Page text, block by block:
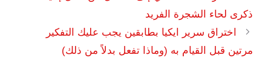
ذكرى لحاء الشجرة الفريد
اختراق سرير ايكيا بطابقين يجب عليك التفكير
مرتين قبل القيام به (وماذا تفعل بدلاً من ذلك)